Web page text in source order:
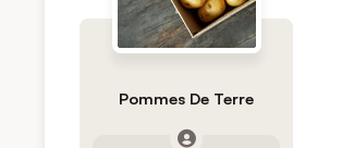
Pommes De Terre